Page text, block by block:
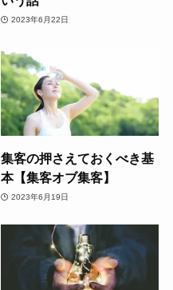
2023年6月22日
集客の押さえておくべき基
本【集客オブ集客】
2023年6月19日